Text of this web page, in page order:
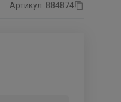
Артикул: 884874